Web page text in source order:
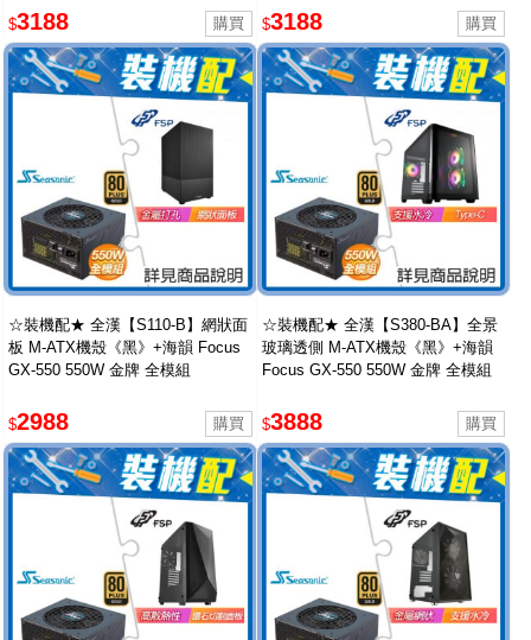
$3188 $3188
☆裝機配★ 全漢【S110-B】網狀面
板 M-ATX機殼《黑》+海韻 Focus
GX-550 550W 金牌 全模組
$2988
☆裝機配★ 全漢【S380-BA】全景
玻璃透側 M-ATX機殼《黑》+海韻
Focus GX-550 550W 金牌 全模組
$3888